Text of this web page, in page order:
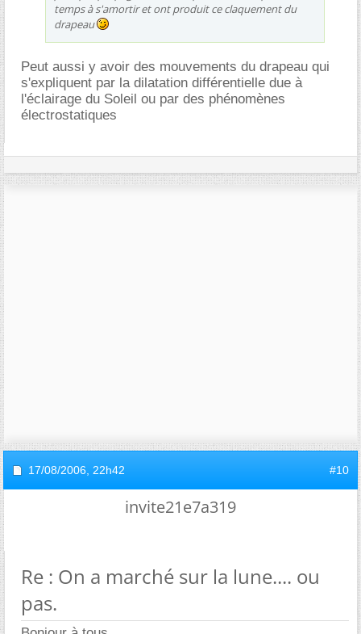
temps à s'amortir et ont produit ce claquement du
drapeau
Peut aussi y avoir des mouvements du drapeau qui
s'expliquent par la dilatation différentielle due à
l'éclairage du Soleil ou par des phénomènes
électrostatiques
17/08/2006, 22h42 #10
invite21e7a319
Re : On a marché sur la lune.... ou
pas.